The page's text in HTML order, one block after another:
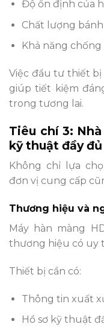
Độ ổn định của
Chất lượng bánh
Khả năng chống
Việc đầu tư thiết
giúp tiết kiệm
trong tương lai.
Tiêu chí 3:
kỹ thuật đầy đủ
Không chỉ lựa
đơn vị cung cấp
Thương hiệu và
Máy hàn màng
thương hiệu có uy
Thiết bị cần có:
Thông tin xuất
Hồ sơ kỹ thuật